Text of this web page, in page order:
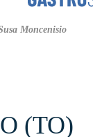
Moncenisio
(TO)